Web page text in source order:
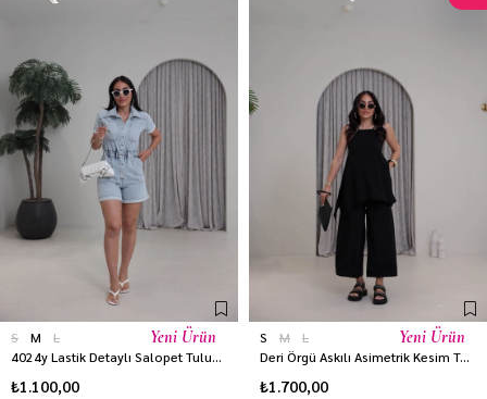
S M
L
4024y Lastik Detaylı Salopet Tulum BUZ MAVİ
₺1.100,00
Yeni Ürün S M
L
Deri Örgü Askılı Asimetrik Kesim Tencel Tulum SİYAH
₺1.700,00
Yeni Ürün